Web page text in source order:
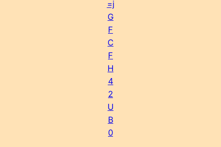
=j
G
F
C
F
H
4
2
U
B
0